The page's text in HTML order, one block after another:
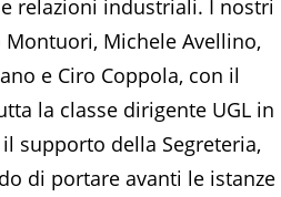
relazioni industriali. I nostri
Montuori, Michele Avellino,
e Ciro Coppola, con il
la classe dirigente UGL in
supporto della Segreteria,
di portare avanti le istanze